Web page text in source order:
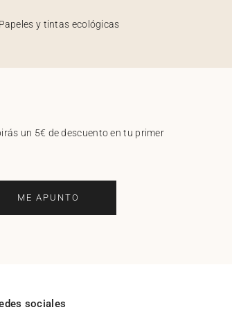
Papeles y tintas ecológicas
un 5€ de descuento en tu primer
ME APUNTO
sociales